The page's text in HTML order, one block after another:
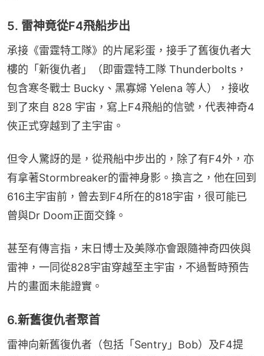
5. 雷神竟從F4飛船步出
承接《雷霆特工隊》的片尾彩蛋，接手了舊復仇者大
樓的「新復仇者」（即雷霆特工隊 Thunderbolts，
包含寒冬戰士 Bucky、黑寡婦 Yelena 等人），接收
到了來自 828 宇宙，寫上F4飛船的信號，代表神奇4
俠正式穿越到了主宇宙。
但令人驚訝的是，從飛船中步出的，除了有F4外，亦
有拿著Stormbreaker的雷神身影。換言之，他在回到
616主宇宙前，曾去到F4所在的818宇宙，很可能已
曾與Dr Doom正面交鋒。
甚至有傳言指，末日博士及美隊亦會跟隨神奇四俠與
雷神，一同從828宇宙穿越至主宇宙，不過暫時預告
片的畫面未能證實。
6.新舊復仇者聚首
雷神向新舊復仇者（包括「Sentry」Bob）及F4提